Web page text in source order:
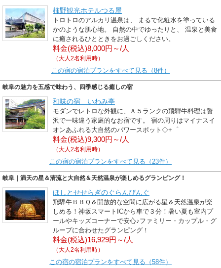
柿野観光ホテルつる屋
トロトロのアルカリ温泉は、 まるで化粧水を塗っている
かのような肌心地。 自然の中でゆったりと、 温泉と美食
に癒されるひとときをお過ごしください。
料金(税込)8,000円～/人
（大人2名利用時）
この宿の宿泊プランをすべて見る（8件）
岐阜の魅力を五感で味わう、四季感じる癒しの宿
和味の宿 いわみ亭
モダンでレトロな外観に、Ａ５ランクの飛騨牛料理は贅
沢で一味違う家庭的なお宿です。 宿の周りはマイナスイ
オンあふれる大自然のパワースポット◇+゜
料金(税込)9,300円～/人
（大人2名利用時）
この宿の宿泊プランをすべて見る（23件）
岐阜｜満天の星＆清流と大自然＆天然温泉が楽しめるグランピング！
ほしとせせらぎのぐらんぴんぐ
飛騨牛ＢＢＱ＆開放的な空間に広がる星＆天然温泉が楽
しめる！神坂スマートICから車で３分！暑い夏も室内プ
ールやキッズコーナーで安心♪ファミリー・カップル・グ
ループに合わせたグランピング！
料金(税込)16,929円～/人
（大人2名利用時）
この宿の宿泊プランをすべて見る（58件）